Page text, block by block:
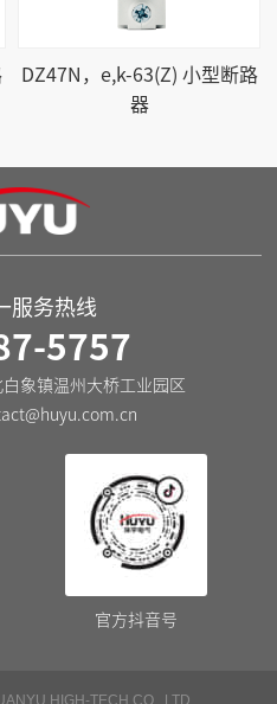
DZ47N，e,k-63(Z) 小型断路
器
服务热线
5757
象镇温州大桥工业园区
官方抖音号
HIGH-TECH CO., LTD.